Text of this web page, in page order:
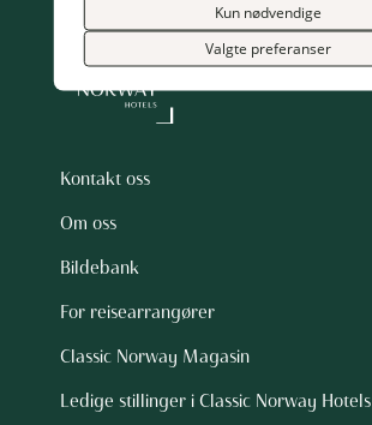
Kun nødvendige
Valgte preferanser
Kontakt oss
Om oss
Bildebank
For reisearrangører
Classic Norway Magasin
Ledige stillinger i Classic Norway Hotels